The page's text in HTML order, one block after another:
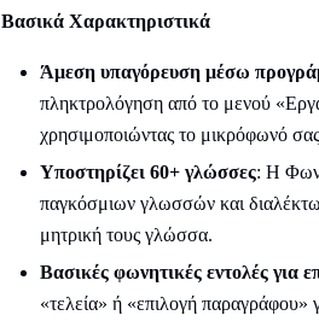
Βασικά Χαρακτηριστικά
Άμεση υπαγόρευση μέσω
πληκτρολόγηση από το μενού
χρησιμοποιώντας το μικρόφωνό
Υποστηρίζει 60+ γλώσσες: Η
παγκόσμιων γλωσσών και
μητρική τους γλώσσα.
Βασικές φωνητικές εντολές για
«τελεία» ή «επιλογή παραγράφου»